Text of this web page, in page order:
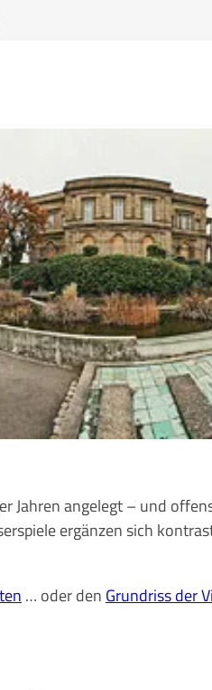
Jahren angelegt – und
ergänzen sich
… oder den Grundriss der